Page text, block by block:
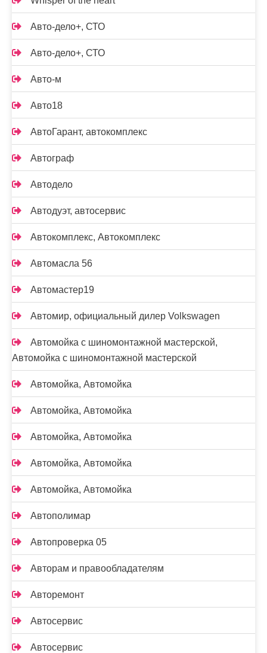
Авто-дело+, СТО
Авто-дело+, СТО
Авто-м
Авто18
АвтоГарант, автокомплекс
Автограф
Автодело
Автодуэт, автосервис
Автокомплекс, Автокомплекс
Автомасла 56
Автомастер19
Автомир, официальный дилер Volkswagen
Автомойка с шиномонтажной мастерской,
Автомойка с шиномонтажной мастерской
Автомойка, Автомойка
Автомойка, Автомойка
Автомойка, Автомойка
Автомойка, Автомойка
Автомойка, Автомойка
Автополимар
Автопроверка 05
Авторам и правообладателям
Авторемонт
Автосервис
Автосервис